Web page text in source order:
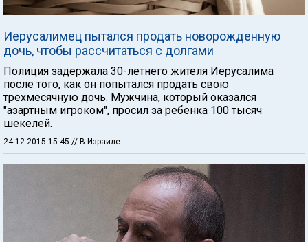
Иерусалимец пытался продать новорожденную
дочь, чтобы рассчитаться с долгами
Полиция задержала 30-летнего жителя Иерусалима
после того, как он попытался продать свою
трехмесячную дочь. Мужчина, который оказался
"азартным игроком", просил за ребенка 100 тысяч
шекелей.
24.12.2015 15:45 // В Израиле